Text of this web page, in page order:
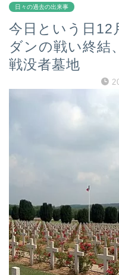
日々の過去の出来事
今日という日
ダンの戦い終結
戦没者墓地